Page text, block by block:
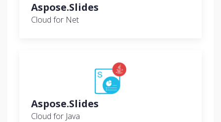
Aspose.Slides
Cloud for Net
Aspose.Slides
Cloud for Java